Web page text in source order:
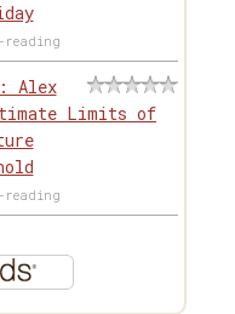
Alex
Limits of